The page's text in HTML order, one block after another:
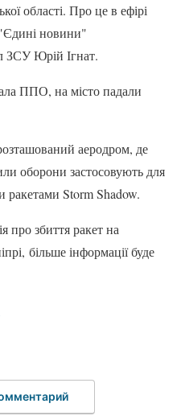
області. Про це в ефірі
новини"
ЗСУ Юрій Ігнат.
ППО, на місто падали
аеродром, де
оборони застосовують для
ракетами Storm Shadow.
про збиття ракет на
більше інформації буде